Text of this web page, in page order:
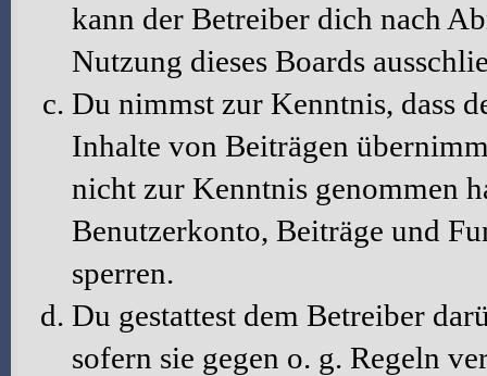
kann der Betreiber dich nach
Nutzung dieses Boards
Du nimmst zur Kenntnis, dass
Inhalte von Beiträgen
nicht zur Kenntnis genommen
Benutzerkonto, Beiträge und
sperren.
Du gestattest dem Betreiber
sofern sie gegen o. g. Regeln